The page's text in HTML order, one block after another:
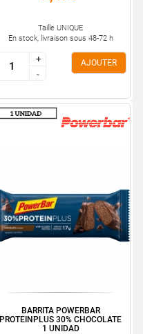
Taille UNIQUE
En stock, livraison sous 48-72 h
+
-
+
-
AJOUTER
BARRITA POWERBAR
PROTEINPLUS 30% CHOCOLATE
1 UNIDAD